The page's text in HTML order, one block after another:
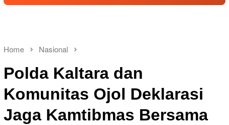
Home Nasional
Polda Kaltara dan
Komunitas Ojol Deklarasi
Jaga Kamtibmas Bersama